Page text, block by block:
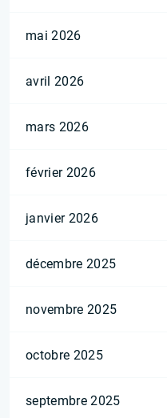
mai 2026
avril 2026
mars 2026
février 2026
janvier 2026
décembre 2025
novembre 2025
octobre 2025
septembre 2025